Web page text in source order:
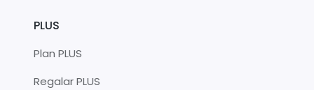
PLUS
Plan PLUS
Regalar PLUS